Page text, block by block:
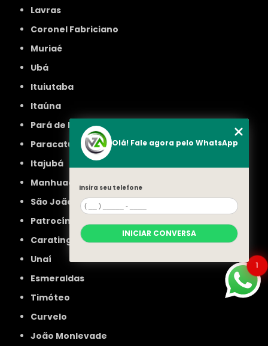
Lavras
Coronel Fabriciano
Muriaé
Ubá
Ituiutaba
Itaúna
Pará de Minas
Paracatu
Itajubá
Manhuaçu
São João del Rei
Patrocínio
Caratinga
Unaí
Esmeraldas
Timóteo
Curvelo
João Monlevade
1
Olá! Fale agora pelo WhatsApp
Insira seu telefone
INICIAR CONVERSA